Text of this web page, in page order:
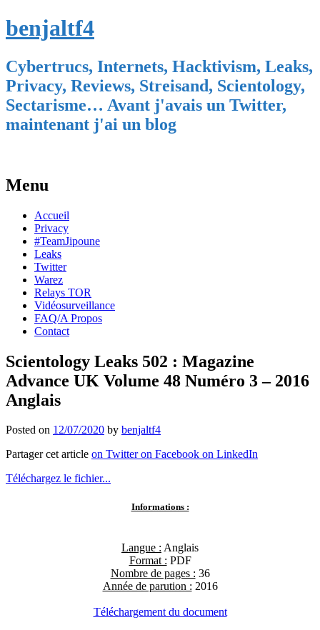
benjaltf4
Cybertrucs, Internets, Hacktivism, Leaks,
Privacy, Reviews, Streisand, Scientology,
Sectarisme… Avant j'avais un Twitter,
maintenant j'ai un blog
Menu
Skip
content
Accueil
Privacy
#TeamJipoune
Leaks
Twitter
Warez
Relays TOR
Vidéosurveillance
FAQ/A Propos
Contact
Scientology Leaks 502 : Magazine
Advance UK Volume 48 Numéro 3 – 2016
Anglais
Posted on 12/07/2020 by benjaltf4
Partager cet article on Twitter on Facebook on LinkedIn
Téléchargez le fichier...
Informations :
Langue : Anglais
Format : PDF
Nombre de pages : 36
Année de parution : 2016
Téléchargement du document